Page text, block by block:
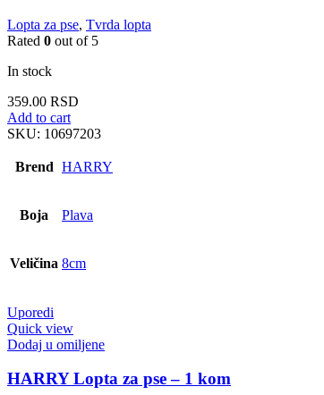
Lopta za pse, Tvrda lopta
Rated 0 out of 5
In stock
359.00 RSD
Add to cart
SKU: 10697203
Brend HARRY
Boja Plava
Veličina 8cm
Uporedi
Quick view
Dodaj u omiljene
HARRY Lopta za pse – 1 kom